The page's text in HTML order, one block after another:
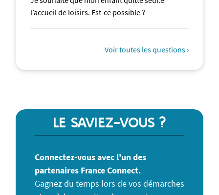
l’accueil de loisirs. Est-ce possible ?
Voir toutes les questions ›
LE SAVIEZ-VOUS ?
Connectez-vous avec l'un des
partenaires France Connect.
Gagnez du temps lors de vos démarches